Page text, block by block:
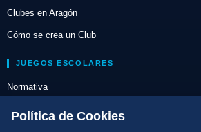
Clubes en Aragón
Cómo se crea un Club
JUEGOS ESCOLARES
Normativa
Escuelas de Triatlón
Política de Cookies